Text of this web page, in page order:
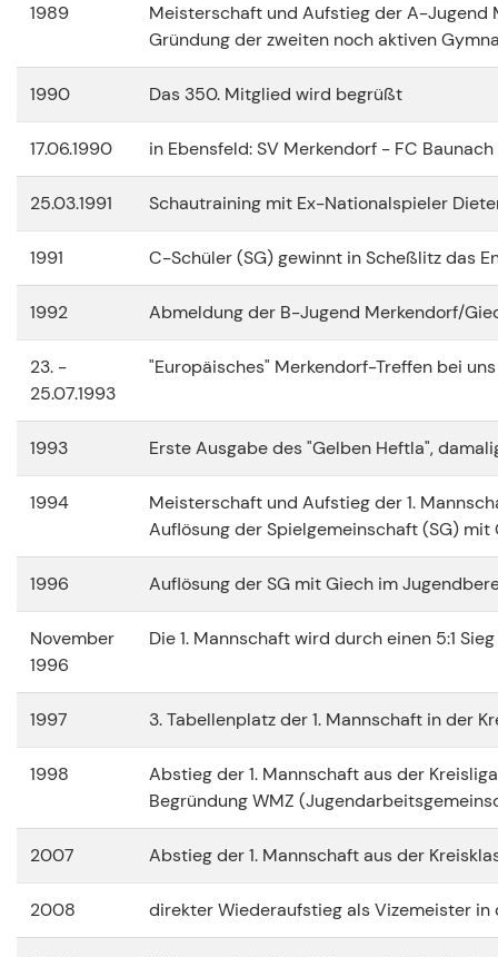
1989
Meisterschaft und Aufstieg der A-Jugend
Gründung der zweiten noch aktiven
1990 Das 350. Mitglied wird begrüßt
17.06.1990 in Ebensfeld: SV Merkendorf - FC
25.03.1991 Schautraining mit Ex-Nationalspieler
1991 C-Schüler (SG) gewinnt in Scheßlitz das
1992 Abmeldung der B-Jugend Merkendorf/
23. -
25.07.1993
"Europäisches" Merkendorf-Treffen bei
1993 Erste Ausgabe des "Gelben Heftla",
1994
Meisterschaft und Aufstieg der 1.
Auflösung der Spielgemeinschaft (SG)
1996 Auflösung der SG mit Giech im
November
1996
Die 1. Mannschaft wird durch einen 5:1
1997 3. Tabellenplatz der 1. Mannschaft in der
1998
Abstieg der 1. Mannschaft aus der Kreisliga
Begründung WMZ
2007 Abstieg der 1. Mannschaft aus der
2008 direkter Wiederaufstieg als Vizemeister in